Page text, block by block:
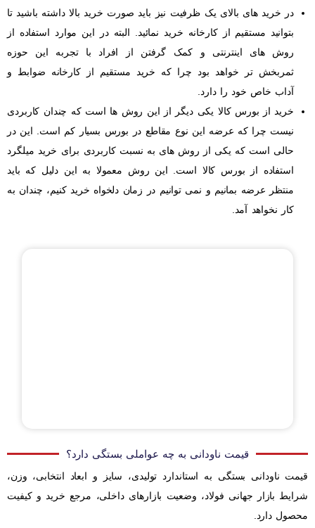
در خرید های بالای یک ظرفیت نیز باید صورت خرید بالا داشته باشید تا
بتوانید مستقیم از کارخانه خرید نمائید. البته در این موارد استفاده از
روش های اینترنتی و کمک گرفتن از افراد با تجربه این حوزه
ثمربخش تر خواهد بود چرا که خرید مستقیم از کارخانه ضوابط و
آداب خاص خود را دارد.
خرید از بورس کالا یکی دیگر از این روش ها است که چندان کاربردی
نیست چرا که عرضه این نوع مقاطع در بورس بسیار کم است. این در
حالی است که یکی از روش های به نسبت کاربردی برای خرید میلگرد
استفاده از بورس کالا است. این روش معمولا به این دلیل که باید
منتظر عرضه بمانیم و نمی توانیم در زمان دلخواه خرید کنیم، چندان به
کار نخواهد آمد.
قیمت ناودانی به چه عواملی بستگی دارد؟
قیمت ناودانی بستگی به استاندارد تولیدی، سایز و ابعاد انتخابی، وزن،
شرایط بازار جهانی فولاد، وضعیت بازارهای داخلی، مرجع خرید و کیفیت
محصول دارد.